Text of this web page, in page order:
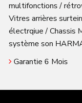
multifonctions /
Vitres arrières
électrqiue / Chassis
système son
Garantie 6 Mois